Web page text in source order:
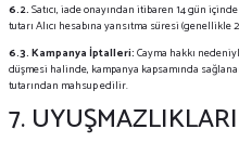
6.2.Satıcı, iade onayından itibaren 14 gün
tutarı Alıcı hesabına yansıtma süresi (genellikle
6.3.Kampanya İptalleri:Cayma hakkı
düşmesi halinde, kampanya kapsamında
tutarından mahsup edilir.
7.